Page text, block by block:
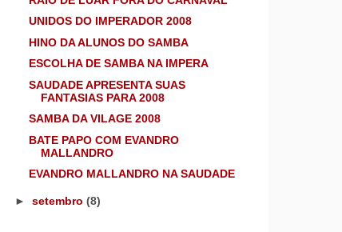
UNIDOS DO IMPERADOR 2008
HINO DA ALUNOS DO SAMBA
ESCOLHA DE SAMBA NA IMPERA
SAUDADE APRESENTA SUAS
FANTASIAS PARA 2008
SAMBA DA VILAGE 2008
BATE PAPO COM EVANDRO
MALLANDRO
EVANDRO MALLANDRO NA SAUDADE
► setembro (8)